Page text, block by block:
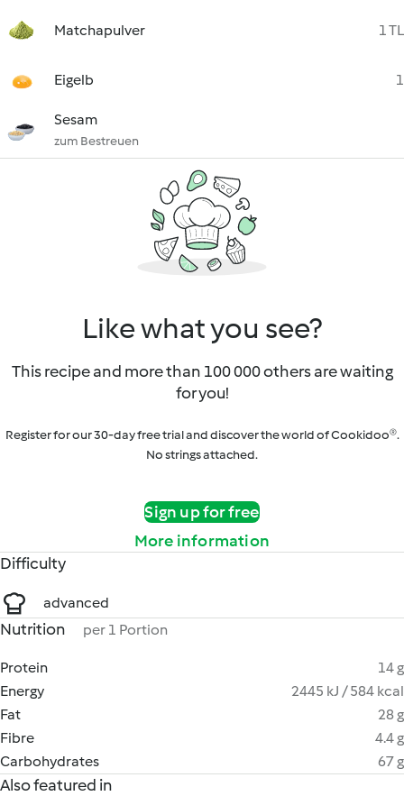
Matchapulver 1 TL
Eigelb 1
Sesam
zum Bestreuen
Like what you see?
This recipe and more than 100 000 others are waiting
for you!
Register for our 30-day free trial and discover the world of Cookidoo®.
No strings attached.
Sign up for free
More information
Difficulty
advanced
Nutrition per 1 Portion
Protein
14 g
Energy
2445 kJ / 584 kcal
Fat
28 g
Fibre
4.4 g
Carbohydrates
67 g
Also featured in